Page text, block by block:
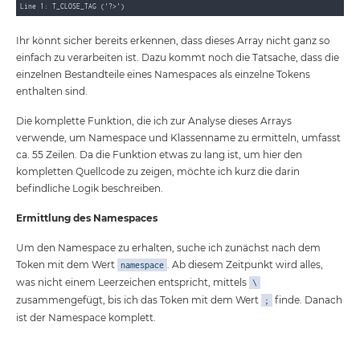
Ihr könnt sicher bereits erkennen, dass dieses Array nicht ganz so
einfach zu verarbeiten ist. Dazu kommt noch die Tatsache, dass die
einzelnen Bestandteile eines Namespaces als einzelne Tokens
enthalten sind.
Die komplette Funktion, die ich zur Analyse dieses Arrays
verwende, um Namespace und Klassenname zu ermitteln, umfasst
ca. 55 Zeilen. Da die Funktion etwas zu lang ist, um hier den
kompletten Quellcode zu zeigen, möchte ich kurz die darin
befindliche Logik beschreiben.
Ermittlung des Namespaces
Um den Namespace zu erhalten, suche ich zunächst nach dem
Token mit dem Wert
namespace
. Ab diesem Zeitpunkt wird alles,
was nicht einem Leerzeichen entspricht, mittels
\
zusammengefügt, bis ich das Token mit dem Wert ;
finde. Danach
ist der Namespace komplett.